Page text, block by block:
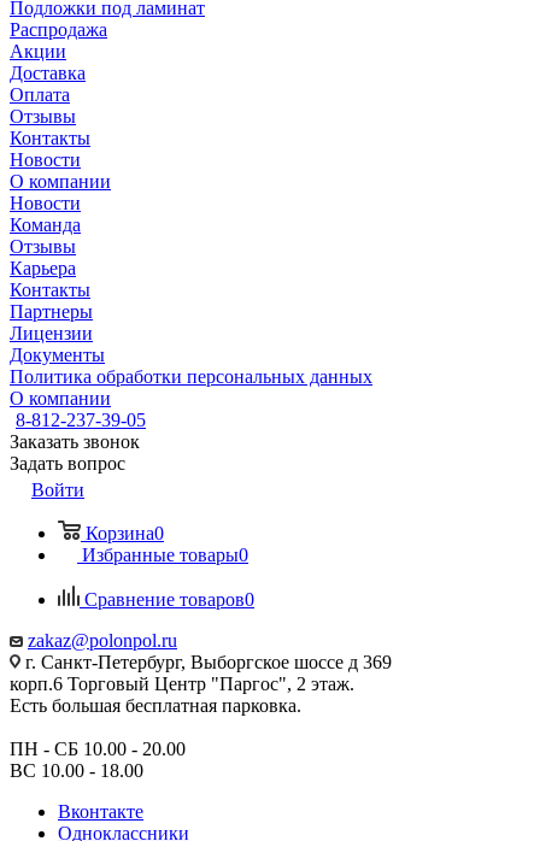
Подложки под ламинат
Распродажа
Акции
Доставка
Оплата
Отзывы
Контакты
Новости
О компании
Новости
Команда
Отзывы
Карьера
Контакты
Партнеры
Лицензии
Документы
Политика обработки персональных данных
О компании
8-812-237-39-05
Заказать звонок
Задать вопрос
Войти
Корзина0
Избранные товары0
Сравнение товаров0
zakaz@polonpol.ru
г. Санкт-Петербург, Выборгское шоссе д 369
корп.6 Торговый Центр "Паргос", 2 этаж.
Есть большая бесплатная парковка.
ПН - СБ 10.00 - 20.00
ВС 10.00 - 18.00
Вконтакте
Одноклассники